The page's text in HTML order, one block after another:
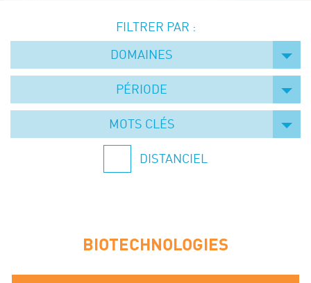
Symposium on Chain Transfer Catalysis for
sustainability – September 15 and 16, 2026
FRENCH-CHINESE CONFERENCE ON GREEN
Contacts
FILTRER PAR :
DOMAINES
PÉRIODE
MOTS CLÉS
DISTANCIEL
BIOTECHNOLOGIES